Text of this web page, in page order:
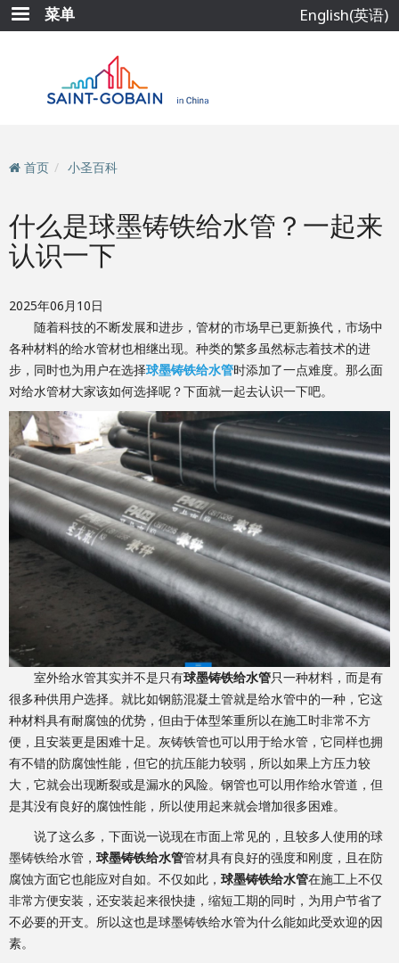
跳
转
菜单 English(英语)
首页 小圣百科
什么是球墨铸铁给水管？一起来
认识一下
2025年06月10日
随着科技的不断发展和进步，管材的市场早已更新换代，市场中
各种材料的给水管材也相继出现。种类的繁多虽然标志着技术的进
步，同时也为用户在选择球墨铸铁给水管时添加了一点难度。那么面
对给水管材大家该如何选择呢？下面就一起去认识一下吧。
室外给水管其实并不是只有球墨铸铁给水管只一种材料，而是有
很多种供用户选择。就比如钢筋混凝土管就是给水管中的一种，它这
种材料具有耐腐蚀的优势，但由于体型笨重所以在施工时非常不方
便，且安装更是困难十足。灰铸铁管也可以用于给水管，它同样也拥
有不错的防腐蚀性能，但它的抗压能力较弱，所以如果上方压力较
大，它就会出现断裂或是漏水的风险。钢管也可以用作给水管道，但
是其没有良好的腐蚀性能，所以使用起来就会增加很多困难。
说了这么多，下面说一说现在市面上常见的，且较多人使用的球
墨铸铁给水管， 球墨铸铁给水管管材具有良好的强度和刚度，且在防
腐蚀方面它也能应对自如。不仅如此， 球墨铸铁给水管在施工上不仅
非常方便安装，还安装起来很快捷，缩短工期的同时，为用户节省了
不必要的开支。所以这也是球墨铸铁给水管为什么能如此受欢迎的因
素。